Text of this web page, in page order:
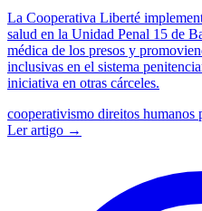
La Cooperativa Liberté
salud en la Unidad Penal 15 de
médica de los presos y
inclusivas en el sistema
iniciativa en otras cárceles.
cooperativismo direitos humanos
Ler artigo →